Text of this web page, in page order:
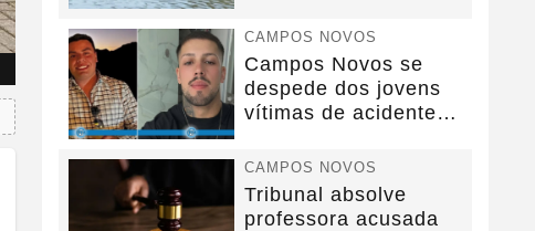
CAMPOS NOVOS
Campos Novos se
despede dos jovens
vítimas de acidente
CAMPOS NOVOS
Tribunal absolve
professora acusada